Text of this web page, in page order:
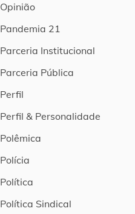
Opinião
Pandemia 21
Parceria Institucional
Parceria Pública
Perfil
Perfil & Personalidade
Polêmica
Polícia
Política
Política Sindical